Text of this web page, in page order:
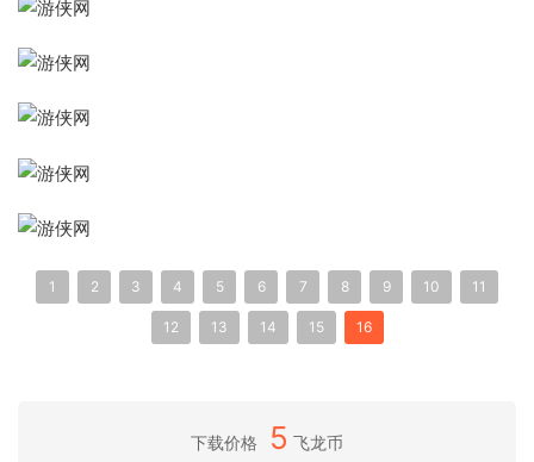
1 2 3 4 5 6 7 8 9 10 11
12 13 14 15 16
下载价格 5 飞龙币